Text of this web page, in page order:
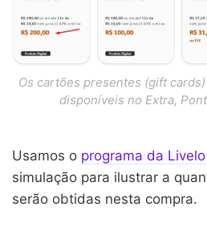
Os cartões presentes (gift
disponíveis no Extra,
Usamos o programa da Livelo
simulação para ilustrar a
serão obtidas nesta compra.